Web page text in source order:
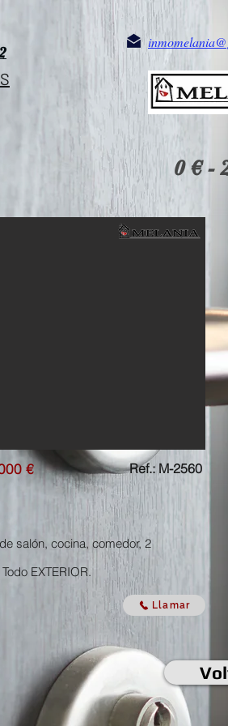
0 € -
€ Ref.: M-2560
salón, cocina, comedor, 2
EXTERIOR.
Llamar